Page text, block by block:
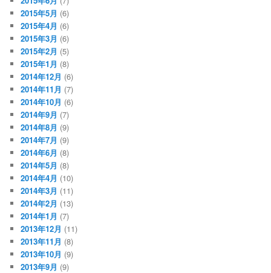
2015年5月 (6)
2015年4月 (6)
2015年3月 (6)
2015年2月 (5)
2015年1月 (8)
2014年12月 (6)
2014年11月 (7)
2014年10月 (6)
2014年9月 (7)
2014年8月 (9)
2014年7月 (9)
2014年6月 (8)
2014年5月 (8)
2014年4月 (10)
2014年3月 (11)
2014年2月 (13)
2014年1月 (7)
2013年12月 (11)
2013年11月 (8)
2013年10月 (9)
2013年9月 (9)